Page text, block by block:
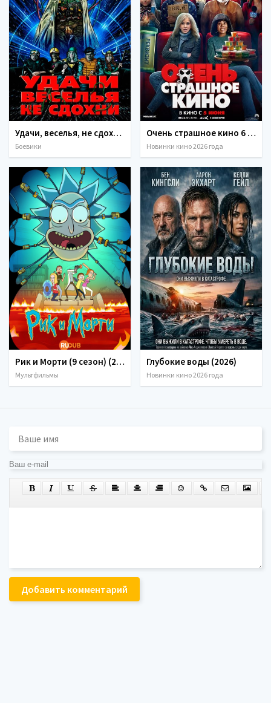
Удачи, веселья, не сдохни (2025)
Боевики
Очень страшное кино 6 (2026)
Новинки кино 2026 года
Рик и Морти (9 сезон) (2026)
Мультфильмы
Глубокие воды (2026)
Новинки кино 2026 года
Добавить комментарий